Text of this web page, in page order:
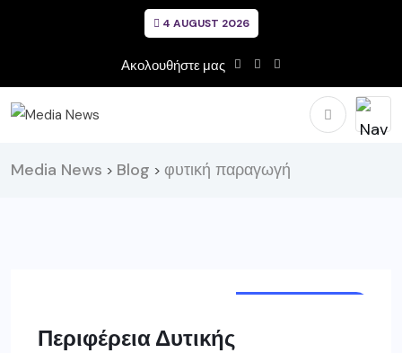
4 AUGUST 2026
Ακολουθήστε μας
Media News > Blog > φυτική παραγωγή
Περιφέρεια Δυτικής